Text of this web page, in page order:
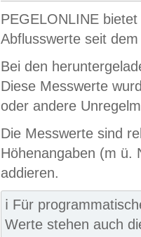
PEGELONLINE
Abflusswerte seit
Bei den
Diese Messwerte
oder andere
Die Messwerte sind
Höhenangaben (m ü.
addieren.
ℹ️ Für
Werte stehen auch